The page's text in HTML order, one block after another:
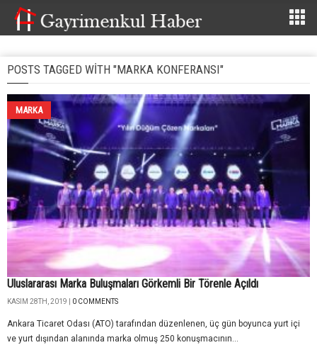
POSTS TAGGED WITH "MARKA KONFERANSI"
MARKA
Uluslararası Marka Buluşmaları Görkemli Bir Törenle Açıldı
KASIM 28TH, 2019 | 0 COMMENTS
Ankara Ticaret Odası (ATO) tarafından düzenlenen, üç gün boyunca yurt içi
ve yurt dışından alanında marka olmuş 250 konuşmacının...